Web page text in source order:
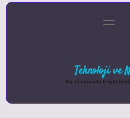
Gizlilik Politikası
menüyü
aç
Teknoloji ve
Dijital dünyada keyifli